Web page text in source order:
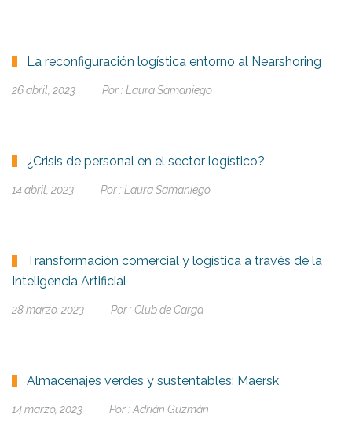
La reconfiguración logística entorno al Nearshoring
26 abril, 2023 Por : Laura Samaniego
¿Crisis de personal en el sector logístico?
14 abril, 2023 Por : Laura Samaniego
Transformación comercial y logística a través de la
Inteligencia Artificial
28 marzo, 2023 Por : Club de Carga
Almacenajes verdes y sustentables: Maersk
14 marzo, 2023 Por : Adrián Guzmán